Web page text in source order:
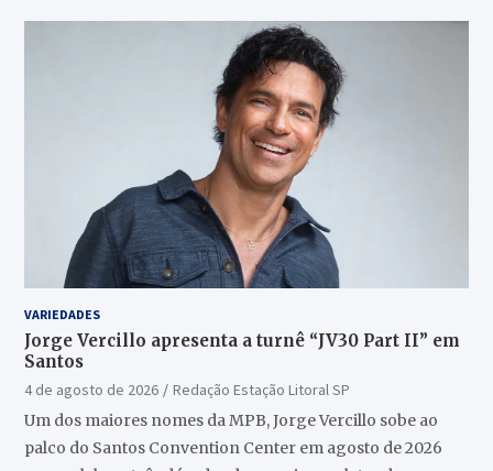
VARIEDADES
Jorge Vercillo apresenta a turnê “JV30 Part II” em
Santos
4 de agosto de 2026
Redação Estação Litoral SP
Um dos maiores nomes da MPB, Jorge Vercillo sobe ao
palco do Santos Convention Center em agosto de 2026